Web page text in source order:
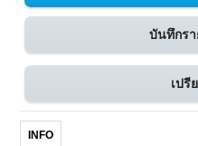
บันทึกร
เปรี
INFO